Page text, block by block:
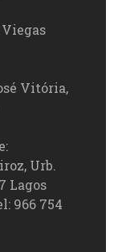
Viegas
Vitória,
Urb.
Lagos
966 754